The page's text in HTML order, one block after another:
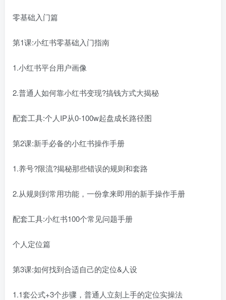
零基础入门篇
第1课:小红书零基础入门指南
1.小红书平台用户画像
2.普通人如何靠小红书变现?搞钱方式大揭秘
配套工具:个人IP从0-100w起盘成长路径图
第2课:新手必备的小红书操作手册
1.养号?限流?揭秘那些错误的规则和套路
2.从规则到常用功能，一份拿来即用的新手操作手册
配套工具:小红书100个常见问题手册
个人定位篇
第3课:如何找到合适自己的定位&人设
1.1套公式+3个步骤，普通人立刻上手的定位实操法